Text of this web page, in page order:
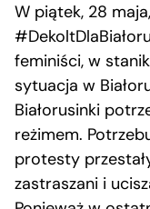
W piątek, 28
feminiści, w
sytuacja w
Białorusinki
reżimem.
protesty
zastraszani i